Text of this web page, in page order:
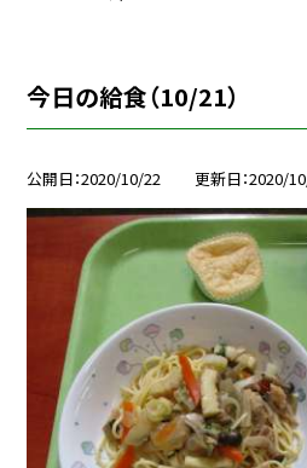
今日の給食（10/21）
公開日 2020/10/22 更新日 2020/